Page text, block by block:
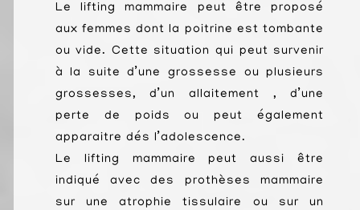
Le lifting mammaire peut être proposé
aux femmes dont la poitrine est tombante
ou vide. Cette situation qui peut survenir
à la suite d’une grossesse ou plusieurs
grossesses, d’un allaitement , d’une
perte de poids ou peut également
apparaitre dés l’adolescence.
Le lifting mammaire peut aussi être
indiqué avec des prothèses mammaire
sur une atrophie tissulaire ou sur un